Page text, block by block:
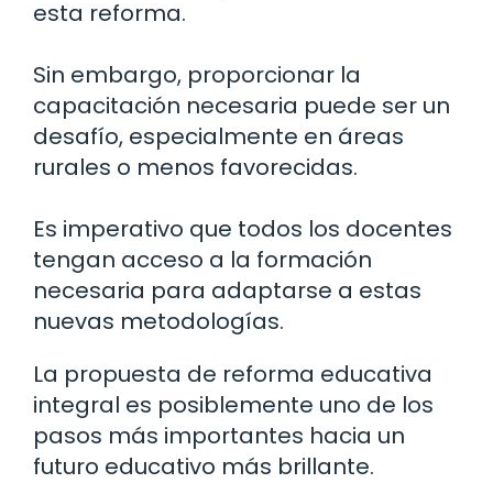
esta reforma.
Sin embargo, proporcionar la
capacitación necesaria puede ser un
desafío, especialmente en áreas
rurales o menos favorecidas.
Es imperativo que todos los docentes
tengan acceso a la formación
necesaria para adaptarse a estas
nuevas metodologías.
La propuesta de reforma educativa
integral es posiblemente uno de los
pasos más importantes hacia un
futuro educativo más brillante.